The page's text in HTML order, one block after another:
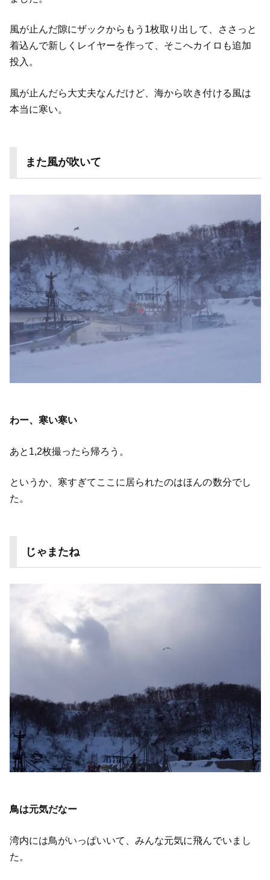
風が止んだ隙にザックからもう1枚取り出して、ささっと
着込んで新しくレイヤーを作って、そこへカイロも追加
投入。
風が止んだら大丈夫なんだけど、海から吹き付ける風は
本当に寒い。
また風が吹いて
わー、寒い寒い
あと1,2枚撮ったら帰ろう。
というか、寒すぎてここに居られたのはほんの数分でし
た。
じゃまたね
鳥は元気だなー
湾内には鳥がいっぱいいて、みんな元気に飛んでいまし
た。